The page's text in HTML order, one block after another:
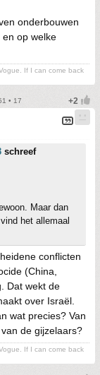
onderbouwen
op welke
If I can come back
• 17
schreef
Maar dan
het allemaal
conflicten
(China,
Dat wekt de
over Israël.
wat precies? Van
de gijzelaars?
If I can come back